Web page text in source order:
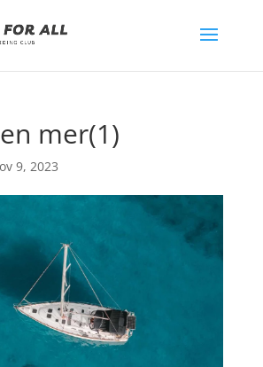
mer(1)
9, 2023